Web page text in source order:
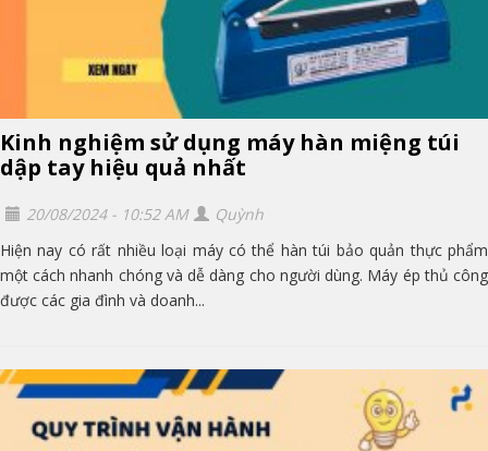
Kinh nghiệm sử dụng máy hàn miệng túi
dập tay hiệu quả nhất
20/08/2024 - 10:52 AM
Quỳnh
Hiện nay có rất nhiều loại máy có thể hàn túi bảo quản thực phẩm
một cách nhanh chóng và dễ dàng cho người dùng. Máy ép thủ công
được các gia đình và doanh...